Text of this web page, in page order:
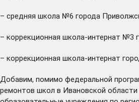
– средняя школа №6 города
– коррекционная школа-интернат №3
– коррекционная школа-интернат
Добавим, помимо федеральной
ремонтов школ в Ивановской области